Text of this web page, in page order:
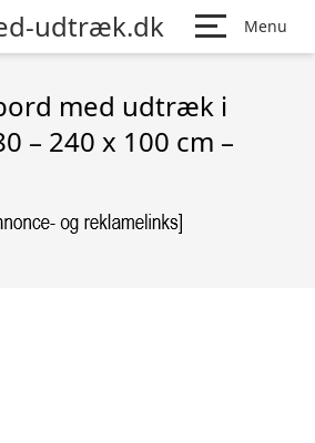
udtræk.dk Menu
med udtræk i
– 240 x 100 cm –